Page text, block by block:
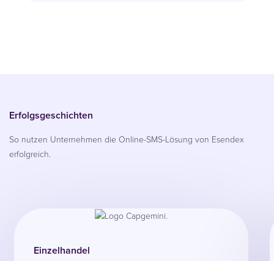
Erfolgsgeschichten
So nutzen Unternehmen die Online-SMS-Lösung von Esendex
erfolgreich.
Einzelhandel